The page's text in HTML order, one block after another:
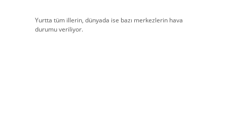
Yurtta tüm illerin, dünyada ise bazı merkezlerin hava
durumu veriliyor.